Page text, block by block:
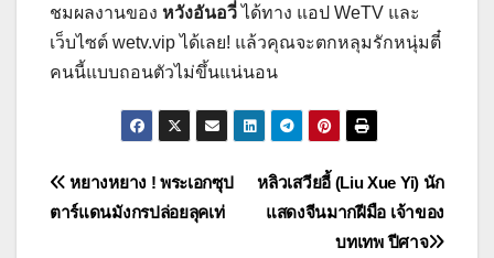
ชมผลงานของ หวังอันอวี่ได้ทาง แอป WeTV และ
เว็บไซต์ wetv.vip ได้เลย! แล้วคุณจะตกหลุมรักหนุ่มตี๋
คนนี้แบบถอนตัวไม่ขึ้นแน่นอน
แนะแนว
หลิวเสวียอี้ (Liu Xue Yi) นัก
แสดงจีนมากฝีมือ เจ้าของ
บทเทพ ปีศาจ
หยางหยาง ! พระเอกซุป
ตาร์แดนมังกรปล่อยลุคเท่